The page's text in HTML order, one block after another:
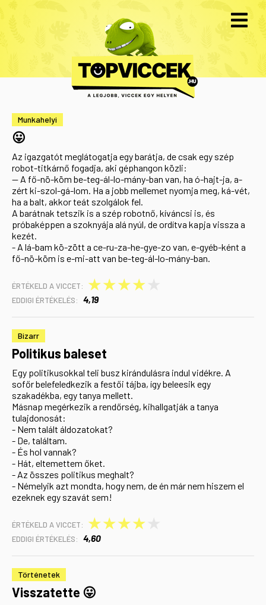
Munkahelyi
😛
Az igazgatót meglátogatja egy barátja, de csak egy szép
robot-titkárnő fogadja, aki géphangon közli:
-- A fő-nö-köm be-teg-ál-lo-mány-ban van, ha ó-hajt-ja, a-
zért ki-szol-gá-lom. Ha a jobb mellemet nyomja meg, ká-vét,
ha a balt, akkor teát szolgálok fel.
A barátnak tetszik is a szép robotnő, kíváncsi is, és
próbaképpen a szoknyája alá nyúl, de ordítva kapja vissza a
kezét.
- A lá-bam kö-zött a ce-ru-za-he-gye-zo van, e-gyéb-ként a
fő-nö-köm is e-mi-att van be-teg-ál-lo-mány-ban.
ÉRTÉKELD A VICCET: ★
★
★
★
EDDIGI ÉRTÉKELÉS: 4,19
Bizarr
Politikus baleset
Egy politikusokkal teli busz kirándulásra indul vidékre. A
sofőr belefeledkezik a festői tájba, így beleesik egy
szakadékba, egy tanya mellett.
Másnap megérkezik a rendőrség, kihallgatják a tanya
tulajdonosát:
- Nem talált áldozatokat?
- De, találtam.
- És hol vannak?
- Hát, eltemettem őket.
- Az összes politikus meghalt?
- Némelyik azt mondta, hogy nem, de én már nem hiszem el
ezeknek egy szavát sem!
ÉRTÉKELD A VICCET: ★
★
★
★
EDDIGI ÉRTÉKELÉS: 4,60
Történetek
Visszatette 😛